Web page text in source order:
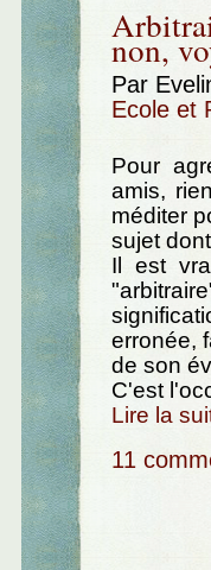
non,
Par
Ecole et
Pour
amis,
méditer
sujet
Il est
erronée,
de son
C'est
Lire la
11